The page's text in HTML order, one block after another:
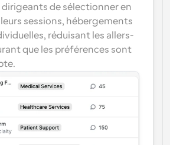
de sélectionner en
sessions, hébergements
réduisant les allers-
que les préférences sont